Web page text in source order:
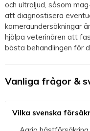
och ultraljud, såsom
att diagnostisera
kameraundersökningar
hjälpa veterinären att
bästa behandlingen för
Vanliga frågor &
Vilka svenska